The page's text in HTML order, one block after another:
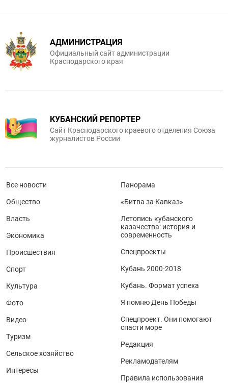
АДМИНИСТРАЦИЯ
Официальный сайт администрации
Краснодарского края
КУБАНСКИЙ РЕПОРТЕР
Сайт Краснодарского краевого отделения Союза
журналистов России
Все новости
Общество
Власть
Экономика
Происшествия
Спорт
Культура
Фото
Видео
Туризм
Сельское хозяйство
Интересы
Панорама
«Битва за Кавказ»
Летопись кубанского
казачества: история и
современность
Спецпроекты
Кубань 2000-2018
Кубань. Формат успеха
Я помню День Победы
Спецпроект. Они помогают
спасти море
Редакция
Рекламодателям
Правила использования